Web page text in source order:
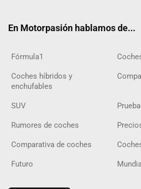
En Motorpasión hablamos de...
Fórmula1
Coches híbridos y
enchufables
SUV
Rumores de coches
Comparativa de coches
Futuro